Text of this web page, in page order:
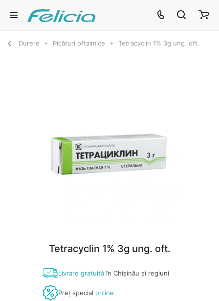
Durere Picături oftalmice Tetracyclin 1% 3g ung. oft.
Tetracyclin 1% 3g ung. oft.
Livrare gratuităîn Chișinău și regiuni
Preț special online